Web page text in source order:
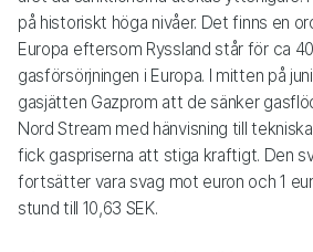
på historiskt höga nivåer. Det finns en
Europa eftersom Ryssland står för ca
gasförsörjningen i Europa. I mitten på
gasjätten Gazprom att de sänker
Nord Stream med hänvisning till
fick gaspriserna att stiga kraftigt. Den
fortsätter vara svag mot euron och 1
stund till 10,63 SEK.